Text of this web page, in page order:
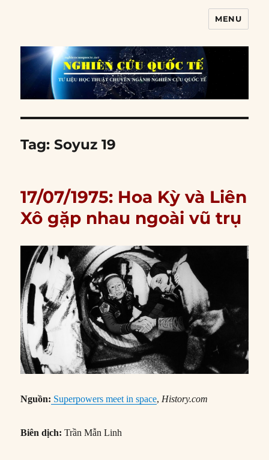
MENU
Tag:Soyuz 19
17/07/1975: Hoa Kỳ và Liên
Xô gặp nhau ngoài vũ trụ
Nguồn: Superpowers meet in space,History.com
Biên dịch: Trần Mẫn Linh